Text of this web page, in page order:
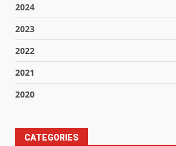
2024
2023
2022
2021
2020
CATEGORIES